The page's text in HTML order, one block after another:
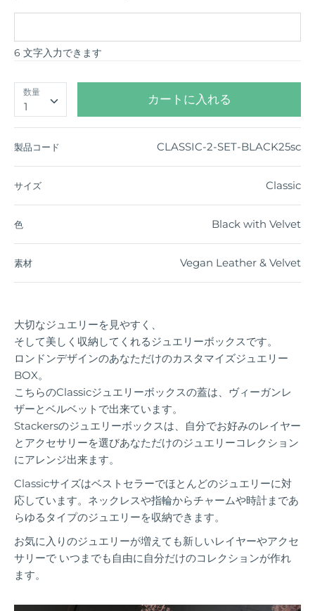
6 文字入力できます
数量
1
カートに入れる
製品コード CLASSIC-2-SET-BLACK25sc
サイズ Classic
色 Black with Velvet
素材 Vegan Leather & Velvet
大切なジュエリーを見やすく、
そして美しく収納してくれるジュエリーボックスです。
ロンドンデザインのあなただけのカスタマイズジュエリー
BOX。
こちらのClassicジュエリーボックスの蓋は、ヴィーガンレ
ザーとベルベットで出来ています。
Stackersのジュエリーボックスは、自分でお好みのレイヤー
とアクセサリーを選びあなただけのジュエリーコレクション
にアレンジ出来ます。
Classicサイズはベストセラーでほとんどのジュエリーに対
応しています。ネックレスや指輪からチャームや時計まであ
らゆるタイプのジュエリーを収納できます。
お気に入りのジュエリーが増えても新しいレイヤーやアクセ
サリーで いつまでも自由に自分だけのコレクションが作れ
ます。